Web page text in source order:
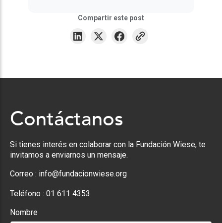
Compartir este post
Contáctanos
Si tienes interés en colaborar con la Fundación Wiese, te
invitamos a enviarnos un mensaje.
Correo : info@fundacionwiese.org
Teléfono : 01 611 4353
Nombre